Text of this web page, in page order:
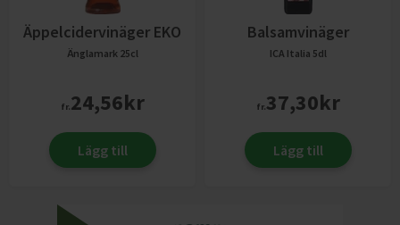
Äppelcidervinäger EKO
Änglamark 25cl
fr.24,56kr
Lägg till
Balsamvinäger
ICA Italia 5dl
fr.37,30kr
Lägg till